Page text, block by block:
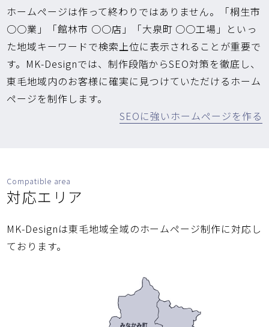
ホームページは作って終わりではありません。「桐生市
○○業」「館林市 ○○店」「大泉町 ○○工場」といっ
た地域キーワードで検索上位に表示されることが重要で
す。MK-Designでは、制作段階からSEO対策を徹底し、
東毛地域内のお客様に確実に見つけていただけるホーム
ページを制作します。
SEOに強いホームページを作る
Compatible area
対応エリア
MK-Designは東毛地域全域のホームページ制作に対応し
ております。